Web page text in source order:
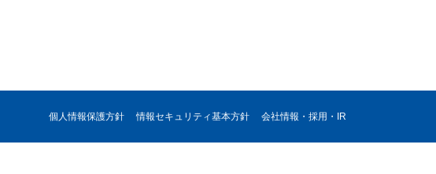
個人情報保護方針 情報セキュリティ基本方針 会社情報・採用・IR